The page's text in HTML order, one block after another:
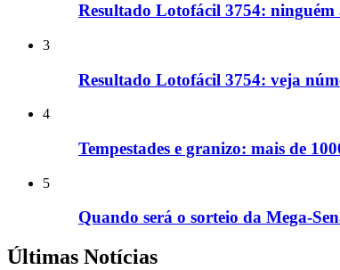
Resultado Lotofácil 3754: ninguém
3
Resultado Lotofácil 3754: veja
4
Tempestades e granizo: mais de
5
Quando será o sorteio da Mega-
Últimas Notícias